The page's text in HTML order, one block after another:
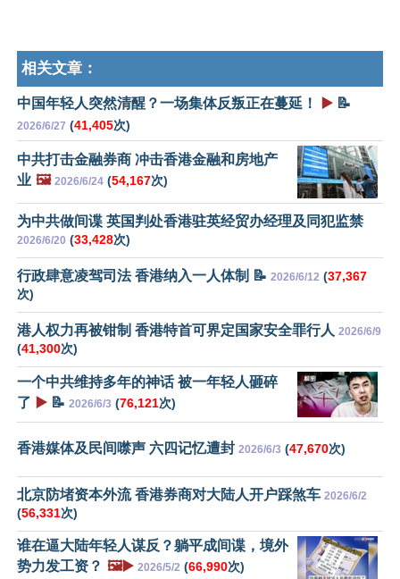
相关文章：
中国年轻人突然清醒？一场集体反叛正在蔓延！ ▶️ 📝
2026/6/27 (41,405次)
中共打击金融券商 冲击香港金融和房地产
业 🖼️ 2026/6/24 (54,167次)
为中共做间谍 英国判处香港驻英经贸办经理及同犯监禁
2026/6/20 (33,428次)
行政肆意凌驾司法 香港纳入一人体制 📝 2026/6/12 (37,367
次)
港人权力再被钳制 香港特首可界定国家安全罪行人 2026/6/9
(41,300次)
一个中共维持多年的神话 被一年轻人砸碎
了 ▶️ 📝 2026/6/3 (76,121次)
香港媒体及民间噤声 六四记忆遭封 2026/6/3 (47,670次)
北京防堵资本外流 香港券商对大陆人开户踩煞车 2026/6/2
(56,331次)
谁在逼大陆年轻人谋反？躺平成间谍，境外
势力发工资？ 🖼️▶️ 2026/5/2 (66,990次)